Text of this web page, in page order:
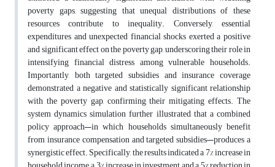
poverty gaps, suggesting that unequal distributions of these
resources contribute to inequality. Conversely, essential
expenditures and unexpected financial shocks exerted a positive
and significant effect on the poverty gap, underscoring their role in
intensifying financial distress among vulnerable households.
Importantly, both targeted subsidies and insurance coverage
demonstrated a negative and statistically significant relationship
with the poverty gap, confirming their mitigating effects. The
system dynamics simulation further illustrated that a combined
policy approach—in which households simultaneously benefit
from insurance compensation and targeted subsidies—produces a
synergistic effect. Specifically, the results indicated a 7% increase in